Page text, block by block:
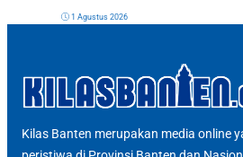
1 Agustus 2026
Kilas Banten merupakan media online